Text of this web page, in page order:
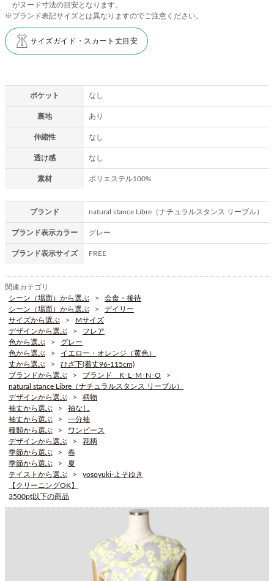
がヌード寸法の目安となります。
※ブランド表記サイズとは異なりますのでご注意ください。
サイズガイド・スカート丈目安
ポケット なし
裏地 あり
伸縮性 なし
透け感 なし
素材 ポリエステル100%
ブランド natural stance Libre（ナチュラルスタンス リーブル）
ブランド表示カラー グレー
ブランド表示サイズ FREE
関連カテゴリ
シーン（場面）から選ぶ
会食・接待
シーン（場面）から選ぶ
デイリー
サイズから選ぶ
Mサイズ
デザインから選ぶ
フレア
色から選ぶ
グレー
色から選ぶ
イエロー・オレンジ（黄色）
丈から選ぶ
ひざ下(着丈96-115cm)
ブランドから選ぶ
ブランド K･L･M･N･O
natural stance Libre（ナチュラルスタンス リーブル）
デザインから選ぶ
柄物
袖丈から選ぶ
袖なし
袖丈から選ぶ
一分袖
種類から選ぶ
ワンピース
デザインから選ぶ
花柄
季節から選ぶ
春
季節から選ぶ
夏
テイストから選ぶ
yosoyuki-よそゆき
【クリーニングOK】
3500pt以下の商品